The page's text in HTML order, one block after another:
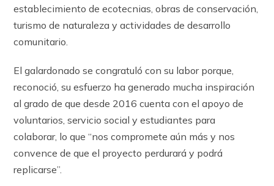
establecimiento de ecotecnias, obras de conservación,
turismo de naturaleza y actividades de desarrollo
comunitario.
El galardonado se congratuló con su labor porque,
reconoció, su esfuerzo ha generado mucha inspiración
al grado de que desde 2016 cuenta con el apoyo de
voluntarios, servicio social y estudiantes para
colaborar, lo que “nos compromete aún más y nos
convence de que el proyecto perdurará y podrá
replicarse”.